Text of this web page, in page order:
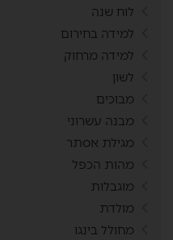
לוח שנה
למידה בחירום
למידה מרחוק
לשון
מבוכים
מבנה עשרוני
מגילת אסתר
מהות הכפל
מוגבלות
מולדת
מחולל בינגו